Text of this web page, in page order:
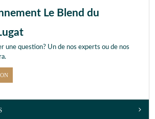
Le Blend du
une question? Un de nos experts ou de nos